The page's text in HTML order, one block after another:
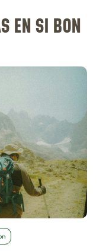
EN SI BON